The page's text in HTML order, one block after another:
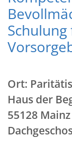
Ort:
Haus der
55128